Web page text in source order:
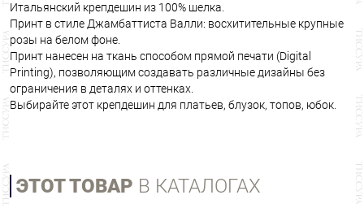
Итальянский крепдешин из 100% шелка.
Принт в стиле Джамбаттиста Валли: восхитительные крупные
розы на белом фоне.
Принт нанесен на ткань способом прямой печати (Digital
Printing), позволяющим создавать различные дизайны без
ограничения в деталях и оттенках.
Выбирайте этот крепдешин для платьев, блузок, топов, юбок.
ЭТОТ ТОВАР В КАТАЛОГАХ